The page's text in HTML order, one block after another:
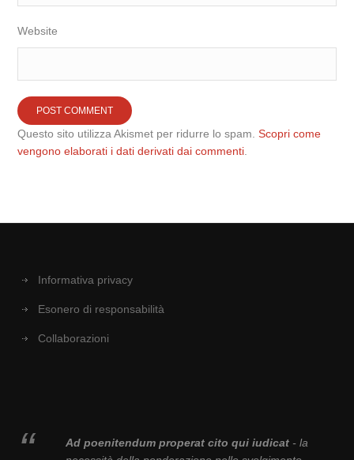
Website
Questo sito utilizza Akismet per ridurre lo spam.Scopri come
vengono elaborati i dati derivati dai commenti
Informativa privacy
Esonero di responsabilità
Collaborazioni
Ad poenitendum properat cito qui iudicat- la